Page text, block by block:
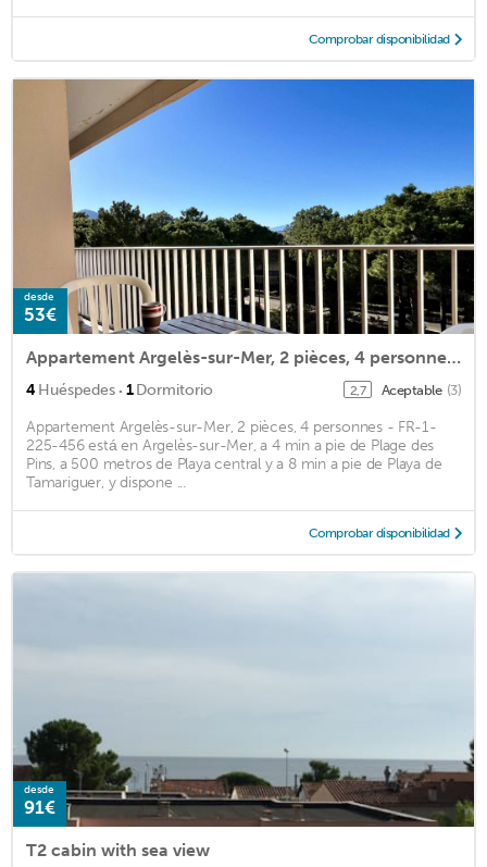
Comprobar disponibilidad
desde
53€
Appartement Argelès-sur-Mer, 2 pièces, 4 personnes - FR-1-225-456
4Huéspedes · 1Dormitorio 2,7 Aceptable (3)
Appartement Argelès-sur-Mer, 2 pièces, 4 personnes - FR-1-
225-456 está en Argelès-sur-Mer, a 4 min a pie de Plage des
Pins, a 500 metros de Playa central y a 8 min a pie de Playa de
Tamariguer, y dispone ...
Comprobar disponibilidad
desde
91€
T2 cabin with sea view